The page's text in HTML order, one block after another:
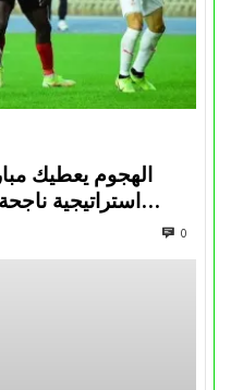
الهجوم يعطيك
استراتيجية
0